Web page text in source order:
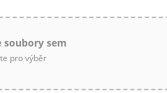
soubory sem
pro výběr